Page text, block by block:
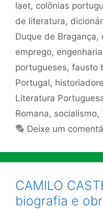
laet, colônias
de literatura,
Duque de Bragança,
emprego, engenharia
portugueses, fausto
Portugal,
Literatura
Romana, socialismo,
Deixe um
CAMILO
biografia e